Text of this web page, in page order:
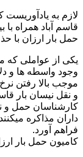
لازم به
قاسم آباد همراه با
حمل بار ارزان با
یکی از عواملی که
وجود واسطه ها و
موجب بالا رفتن
و نقل نیسان بار
کارشناسان حمل و
داران مذاکره
فراهم آورد.
کامیون حمل بار